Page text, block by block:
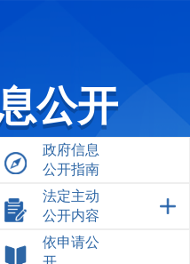
公开
政府信息
公开指南
法定主动
公开内容
依申请公